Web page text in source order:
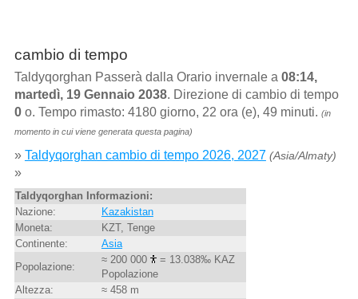
cambio di tempo
Taldyqorghan Passerà dalla Orario invernale a 08:14,
martedì, 19 Gennaio 2038. Direzione di cambio di tempo
0o. Tempo rimasto: 4180 giorno, 22 ora (e), 49 minuti. (in
momento in cui viene generata questa pagina)
» Taldyqorghan cambio di tempo 2026, 2027 (Asia/Almaty)
»
Taldyqorghan Informazioni:
Nazione:
Kazakistan
Moneta:
KZT, Tenge
Continente:
Asia
Popolazione:
≈ 200 000
= 13.038‰ KAZ
Popolazione
Altezza:
≈ 458 m